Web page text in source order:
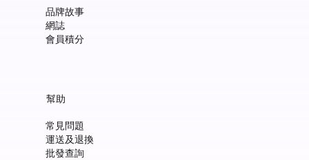
品牌故事
網誌
會員積分
幫助
常見問題
運送及退換
批發查詢